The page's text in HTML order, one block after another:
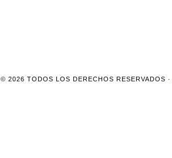
© 2026 TODOS LOS DERECHOS RESERVADOS ·